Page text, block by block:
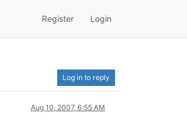
Register Login
Log in to reply
Aug 10, 2007, 6:55 AM